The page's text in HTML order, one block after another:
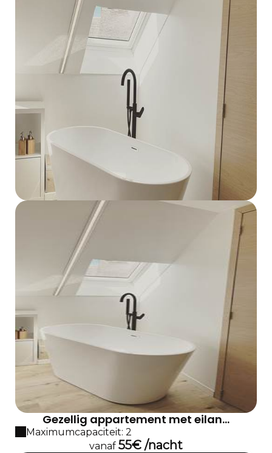
Gezellig appartement met eilan...
Maximumcapaciteit: 2
vanaf 55€ /nacht